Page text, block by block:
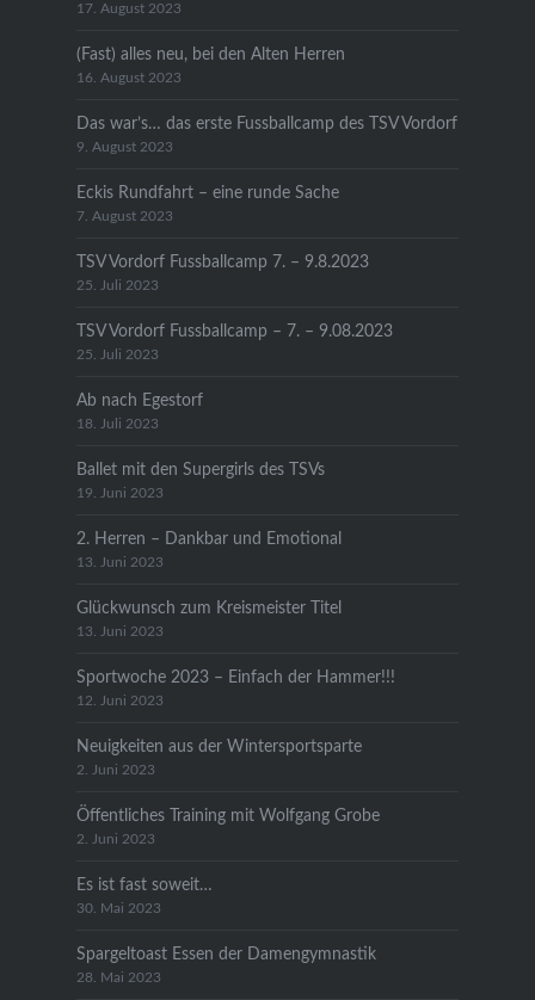
17. August 2023
(Fast) alles neu, bei den Alten Herren
16. August 2023
Das war’s… das erste Fussballcamp des TSV Vordorf
9. August 2023
Eckis Rundfahrt – eine runde Sache
7. August 2023
TSV Vordorf Fussballcamp 7. – 9.8.2023
25. Juli 2023
TSV Vordorf Fussballcamp – 7. – 9.08.2023
25. Juli 2023
Ab nach Egestorf
18. Juli 2023
Ballet mit den Supergirls des TSVs
19. Juni 2023
2. Herren – Dankbar und Emotional
13. Juni 2023
Glückwunsch zum Kreismeister Titel
13. Juni 2023
Sportwoche 2023 – Einfach der Hammer!!!
12. Juni 2023
Neuigkeiten aus der Wintersportsparte
2. Juni 2023
Öffentliches Training mit Wolfgang Grobe
2. Juni 2023
Es ist fast soweit…
30. Mai 2023
Spargeltoast Essen der Damengymnastik
28. Mai 2023